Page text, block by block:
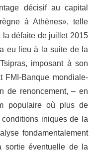
décisif au capital
à Athènes», telle
la défaite de juillet 2015
eu lieu à la suite de la
imposant à son
FMI-Banque mondiale-
de renoncement, – en
populaire où plus de
iniques de la
fondamentalement
sortie éventuelle de la